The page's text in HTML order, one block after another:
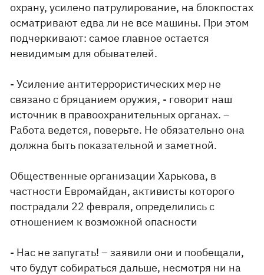
охрану, усилено патрулирование, на блокпостах
осматривают едва ли не все машины. При этом
подчеркивают: самое главное остается
невидимым для обывателей.
- Усиление антитеррористических мер не
связано с бряцанием оружия, - говорит наш
источник в правоохранительных органах. –
Работа ведется, поверьте. Не обязательно она
должна быть показательной и заметной.
Общественные организации Харькова, в
частности Евромайдан, активисты которого
пострадали 22 февраля, определились с
отношением к возможной опасности
- Нас не запугать! – заявили они и пообещали,
что будут собираться дальше, несмотря ни на